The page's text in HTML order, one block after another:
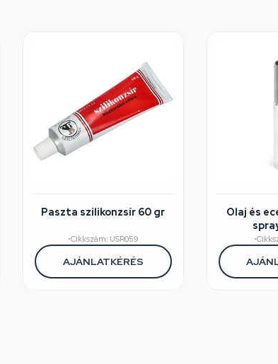
Paszta szilikonzsír 60 gr
•Cikkszám: USR059
AJÁNLATKÉRÉS
Olaj és
•